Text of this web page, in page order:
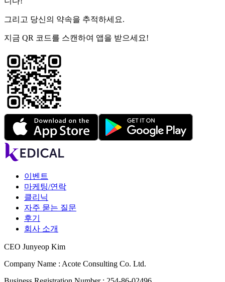
그리고 당신의 약속을 추적하세요.
지금 QR 코드를 스캔하여 앱을 받으세요!
이벤트
마케팅/연락
클리닉
자주 묻는 질문
후기
회사 소개
CEO Junyeop Kim
Company Name : Acote Consulting Co. Ltd.